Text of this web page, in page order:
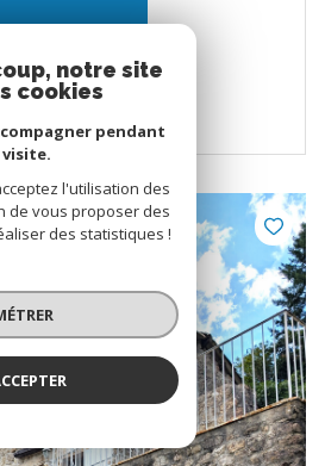
LE BIEN
notre site
cookies
pendant
l'utilisation des
de vous proposer des
des statistiques !